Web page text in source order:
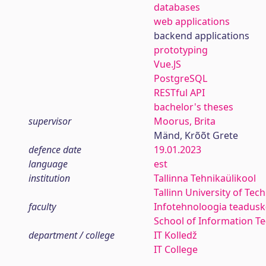
databases
web applications
backend applications
prototyping
Vue.JS
PostgreSQL
RESTful API
bachelor's theses
supervisor
Moorus, Brita
Mänd, Krõõt Grete
defence date
19.01.2023
language
est
institution
Tallinna Tehnikaülikool
Tallinn University of
faculty
Infotehnoloogia
School of Information
department / college
IT Kolledž
IT College